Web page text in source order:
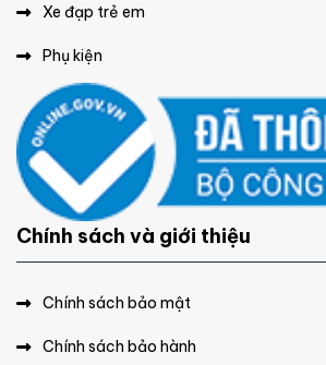
Xe đạp trẻ em
Phụ kiện
Chính sách và giới thiệu
Chính sách bảo mật
Chính sách bảo hành